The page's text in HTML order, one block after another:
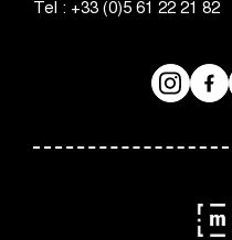
Tel : +33 (0)5 61 22 21 82